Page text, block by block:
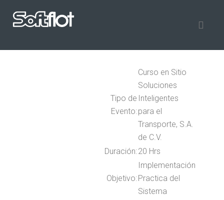
Tipo de
Evento:
Curso en Sitio
Soluciones
Inteligentes
para el
Transporte, S.A.
de C.V.
Duración: 20 Hrs
Objetivo:
Implementación
Practica del
Sistema